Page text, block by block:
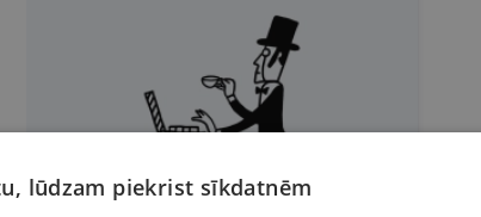
lūdzam piekrist sīkdatnēm